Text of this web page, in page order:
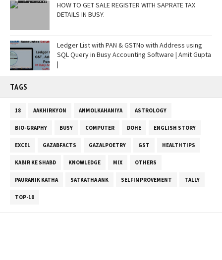
HOW TO GET SALE REGISTER WITH SAPRATE TAX
DETAILS IN BUSY.
Ledger List with PAN & GSTNo with Address using
SQL Query in Busy Accounting Software | Amit Gupta
|
TAGS
18 AAKHIRKYON ANMOLKAHANIYA ASTROLOGY
BIO-GRAPHY BUSY COMPUTER DOHE ENGLISH STORY
EXCEL GAZABFACTS GAZALPOETRY GST HEALTHTIPS
KABIR KE SHABD KNOWLEDGE MIX OTHERS
PAURANIK KATHA SATKATHA ANK SELFIMPROVEMENT TALLY
TOP-10